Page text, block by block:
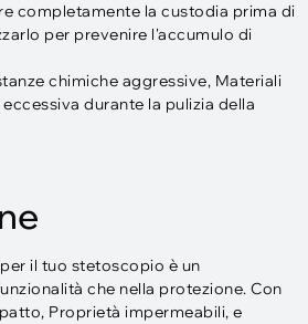
completamente la custodia prima di
per prevenire l'accumulo di
chimiche aggressive, Materiali
durante la pulizia della
il tuo stetoscopio è un
che nella protezione. Con
Proprietà impermeabili, e